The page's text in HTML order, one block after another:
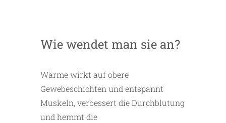
Wie wendet man sie an?
Wärme wirkt auf obere
Gewebeschichten und entspannt
Muskeln, verbessert die Durchblutung
und hemmt die